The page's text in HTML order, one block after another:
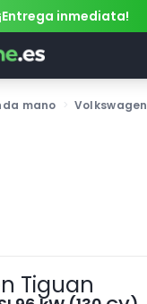
¡Entrega inmediata!
mano Volkswagen
Tiguan